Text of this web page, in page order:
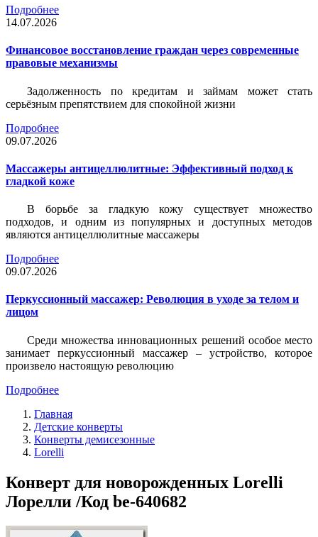
Подробнее
14.07.2026
Финансовое восстановление граждан через современные
правовые механизмы
Задолженность по кредитам и займам может стать
серьёзным препятствием для спокойной жизни
Подробнее
09.07.2026
Массажеры антицеллюлитные: Эффективный подход к
гладкой коже
В борьбе за гладкую кожу существует множество
подходов, и одним из популярных и доступных методов
являются антицеллюлитные массажеры
Подробнее
09.07.2026
Перкуссионный массажер: Революция в уходе за телом и
лицом
Среди множества инновационных решений особое место
занимает перкуссионный массажер – устройство, которое
произвело настоящую революцию
Подробнее
Главная
Детские конверты
Конверты демисезонные
Lorelli
Конверт для новорожденных Lorelli
Лорелли /Код be-640682